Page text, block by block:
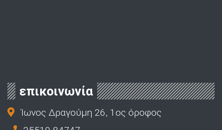
επικοινωνία
Ίωνος Δραγούμη 26, 1ος όροφος